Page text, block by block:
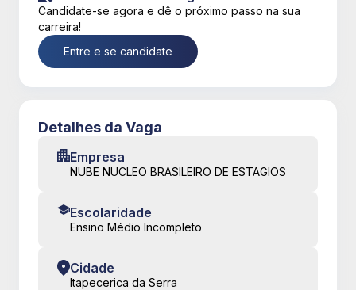
Candidate-se agora e dê o próximo passo na sua
carreira!
Entre e se candidate
Detalhes da Vaga
Empresa
NUBE NUCLEO BRASILEIRO DE ESTAGIOS
Escolaridade
Ensino Médio Incompleto
Cidade
Itapecerica da Serra